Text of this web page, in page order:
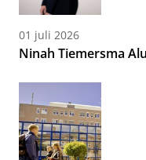
01 juli 2026
Ninah Tiemersma